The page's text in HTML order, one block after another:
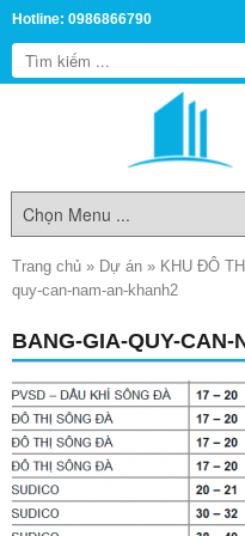
Hotline: 0986866790
Trang chủ » Dự án » KHU ĐÔ
quy-can-nam-an-khanh2
BANG-GIA-QUY-CAN-